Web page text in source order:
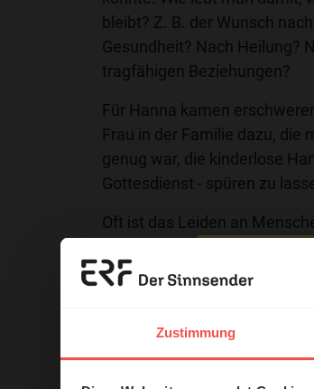
Zustimmung
bleibt? Z. B. der Wunsch
Gesundheit? Nach Heilung?
tragfähigen Beziehungen?
Für Hanna kamen
Frau in der Familie dazu, die
genug war, die kinderlose
Gottesdienst - spüren zu
Oft ist das Leiden an
sich die Vorzeichen ins
Familien mit mehreren
Erzähl mal!
Das
und Hörer